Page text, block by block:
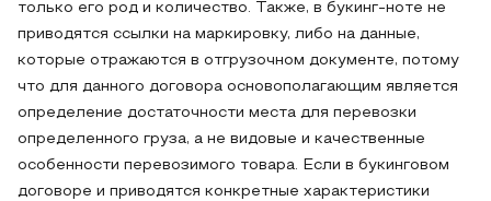
только его род и количество. Также, в букинг-ноте не
приводятся ссылки на маркировку, либо на данные,
которые отражаются в отгрузочном документе, потому
что для данного договора основополагающим является
определение достаточности места для перевозки
определенного груза, а не видовые и качественные
особенности перевозимого товара. Если в букинговом
договоре и приводятся конкретные характеристики